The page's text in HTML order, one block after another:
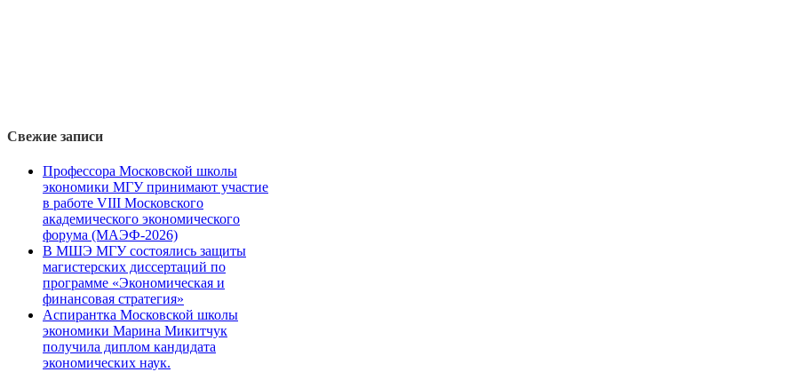
Свежие записи
Профессора Московской школы
экономики МГУ принимают участие
в работе VIII Московского
академического экономического
форума (МАЭФ-2026)
В МШЭ МГУ состоялись защиты
магистерских диссертаций по
программе «Экономическая и
финансовая стратегия»
Аспирантка Московской школы
экономики Марина Микитчук
получила диплом кандидата
экономических наук.